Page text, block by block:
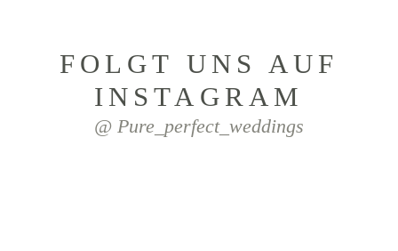
FOLGT UNS AUF
INSTAGRAM
@ Pure_perfect_weddings